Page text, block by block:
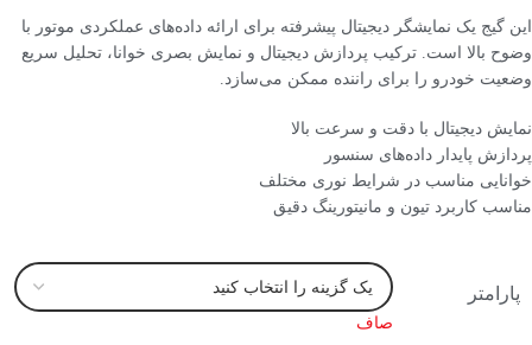
این گیج یک نمایشگر دیجیتال پیشرفته برای ارائه داده‌های عملکردی موتور با
وضوح بالا است. ترکیب پردازش دیجیتال و نمایش بصری خوانا، تحلیل سریع
وضعیت خودرو را برای راننده ممکن می‌سازد.
نمایش دیجیتال با دقت و سرعت بالا
پردازش پایدار داده‌های سنسور
خوانایی مناسب در شرایط نوری مختلف
مناسب کاربرد تیون و مانیتورینگ دقیق
پارامتر
صاف